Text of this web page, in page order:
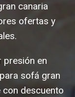
canaria
ofertas y
presión en
sofá gran
descuento